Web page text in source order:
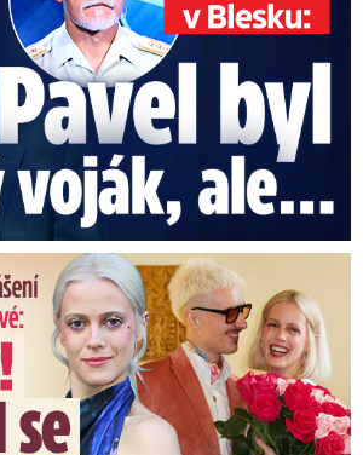
hudebnice Kovalové: Slavím! Manžel se ...